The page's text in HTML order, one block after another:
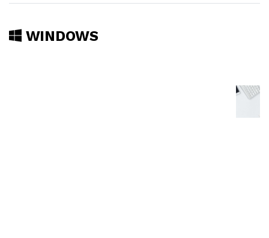
WINDOWS